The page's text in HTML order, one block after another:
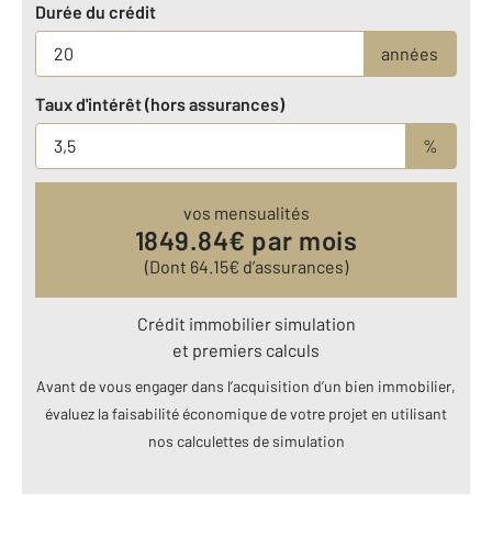
Durée du crédit
années
Taux d'intérêt (hors assurances)
%
vos mensualités
1849.84€ par mois
(Dont 64.15€ d’assurances)
Crédit immobilier simulation
et premiers calculs
Avant de vous engager dans l’acquisition d’un bien immobilier,
évaluez la faisabilité économique de votre projet en utilisant
nos calculettes de simulation